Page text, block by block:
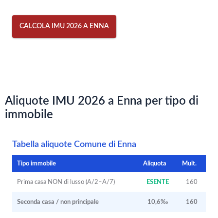
CALCOLA IMU 2026 A ENNA
Aliquote IMU 2026 a Enna per tipo di
immobile
Tabella aliquote Comune di Enna
Tipo immobile Aliquota Mult.
Prima casa NON di lusso (A/2–A/7) ESENTE 160
Seconda casa / non principale 10,6‰ 160